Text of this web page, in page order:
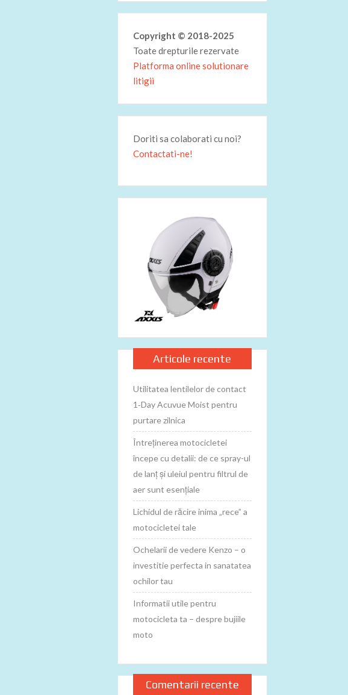
Copyright © 2018-2025
Toate drepturile rezervate
Platforma online solutionare
litigii
Doriti sa colaborati cu noi?
Contactati-ne!
Articole recente
Utilitatea lentilelor de contact
1‑Day Acuvue Moist pentru
purtare zilnica
Întreținerea motocicletei
începe cu detalii: de ce spray-ul
de lanț și uleiul pentru filtrul de
aer sunt esențiale
Lichidul de răcire inima „rece” a
motocicletei tale
Ochelarii de vedere Kenzo – o
investitie perfecta in sanatatea
ochilor tau
Informatii utile pentru
motocicleta ta – despre bujiile
moto
Comentarii recente